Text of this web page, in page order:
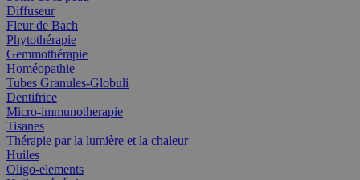
Diffuseur
Fleur de Bach
Phytothérapie
Gemmothérapie
Homéopathie
Tubes Granules-Globuli
Dentifrice
Micro-immunotherapie
Tisanes
Thérapie par la lumière et la chaleur
Huiles
Oligo-elements